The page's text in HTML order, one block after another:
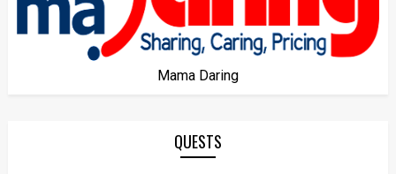
Mama Daring
QUESTS